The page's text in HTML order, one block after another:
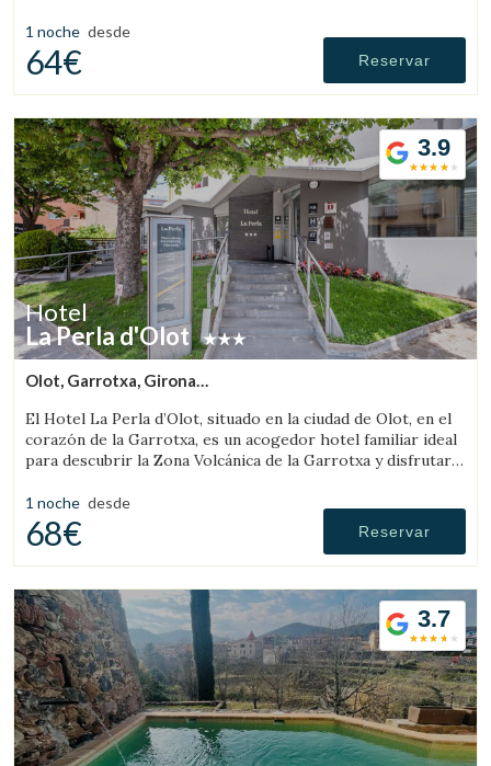
1 noche desde
64€ Reservar
3.9
Hotel
La Perla d'Olot
Olot, Garrotxa, Girona
El Hotel La Perla d’Olot, situado en la ciudad de Olot, en el
corazón de la Garrotxa, es un acogedor hotel familiar ideal
para descubrir la Zona Volcánica de la Garrotxa y disfrutar
1 noche desde
68€ Reservar
3.7